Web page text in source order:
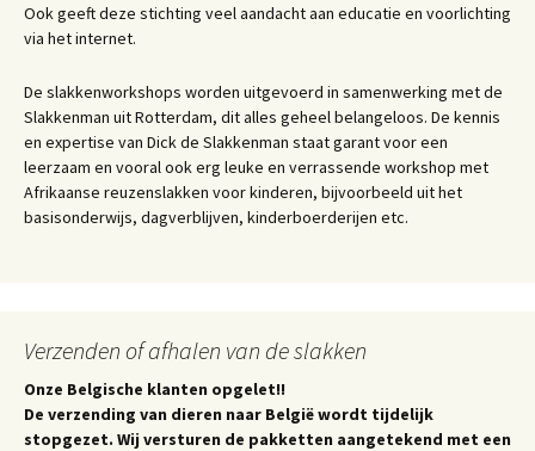
Ook geeft deze stichting veel aandacht aan educatie en voorlichting
via het internet.
De slakkenworkshops worden uitgevoerd in samenwerking met de
Slakkenman uit Rotterdam, dit alles geheel belangeloos. De kennis
en expertise van Dick de Slakkenman staat garant voor een
leerzaam en vooral ook erg leuke en verrassende workshop met
Afrikaanse reuzenslakken voor kinderen, bijvoorbeeld uit het
basisonderwijs, dagverblijven, kinderboerderijen etc.
Verzenden of afhalen van de slakken
Onze Belgische klanten opgelet!!
De verzending van dieren naar België wordt tijdelijk
stopgezet. Wij versturen de pakketten aangetekend met een